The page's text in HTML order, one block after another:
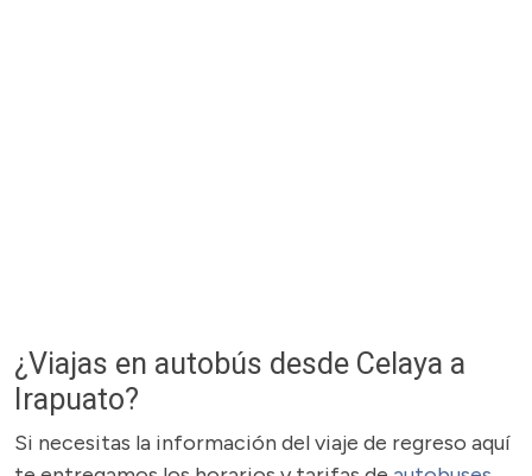
¿Viajas en autobús desde Celaya a
Irapuato?
Si necesitas la información del viaje de regreso aquí